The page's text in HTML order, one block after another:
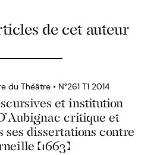
de cet auteur
du Théâtre • N°261 T1 2014
et institution
critique et
ses dissertations contre
(1663)